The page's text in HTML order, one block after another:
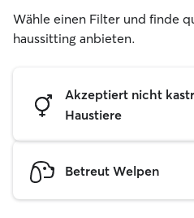
Wähle einen Filter und finde
haussitting anbieten.
Akzeptiert nicht
Haustiere
Betreut Welpen